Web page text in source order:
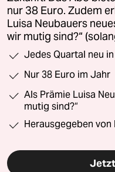
nur 38 Euro. Zudem
Luisa Neubauers
wir mutig sind?“
Jedes Quartal neu
Nur 38 Euro im Jahr
Als Prämie Luisa
mutig sind?“
Herausgegeben von